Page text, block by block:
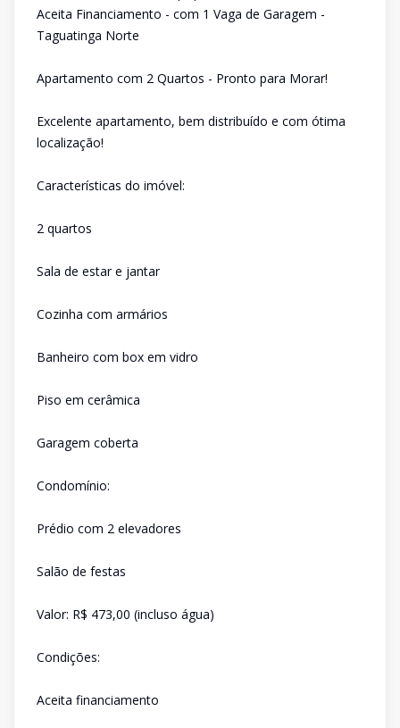
Aceita Financiamento - com 1 Vaga de Garagem -
Taguatinga Norte
Apartamento com 2 Quartos - Pronto para Morar!
Excelente apartamento, bem distribuído e com ótima
localização!
Características do imóvel:
2 quartos
Sala de estar e jantar
Cozinha com armários
Banheiro com box em vidro
Piso em cerâmica
Garagem coberta
Condomínio:
Prédio com 2 elevadores
Salão de festas
Valor: R$ 473,00 (incluso água)
Condições:
Aceita financiamento